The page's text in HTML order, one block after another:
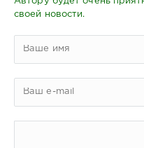
своей новости.